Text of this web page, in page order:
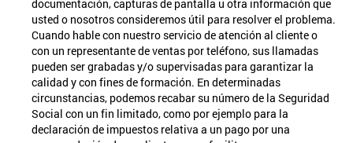
documentación, capturas de pantalla u otra información que
usted o nosotros consideremos útil para resolver el problema.
Cuando hable con nuestro servicio de atención al cliente o
con un representante de ventas por teléfono, sus llamadas
pueden ser grabadas y/o supervisadas para garantizar la
calidad y con fines de formación. En determinadas
circunstancias, podemos recabar su número de la Seguridad
Social con un fin limitado, como por ejemplo para la
declaración de impuestos relativa a un pago por una